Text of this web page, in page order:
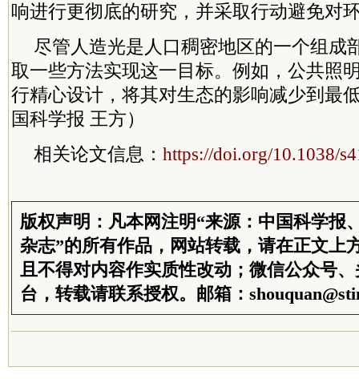
响进行更彻底的研究，并采取行动避免对
尽管人造光是人口稠密地区的一个组成
取一些方法实现这一目标。例如，公共照
行精心设计，将其对生态的影响减少到最
国科学报 王方）
相关论文信息： https://doi.org/10.1038/
版权声明：凡本网注明“来源：中国科学报
杂志”的所有作品，网站转载，请在正文上
且不得对内容作实质性改动；微信公众号
台，转载请联系授权。邮箱：